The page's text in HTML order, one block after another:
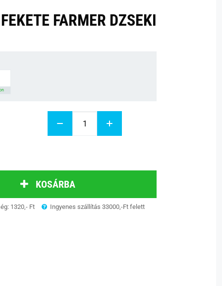
FARMER DZSEKI
KOSÁRBA
1320,- Ft Ingyenes szállítás 33000,-Ft felett